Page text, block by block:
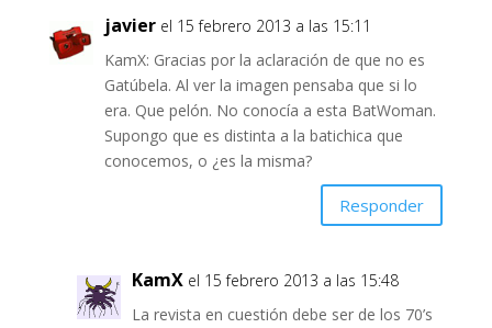
javier el 15 febrero 2013 a las 15:11
KamX: Gracias por la aclaración de que no es
Gatúbela. Al ver la imagen pensaba que si lo
era. Que pelón. No conocía a esta BatWoman.
Supongo que es distinta a la batichica que
conocemos, o ¿es la misma?
Responder
KamX el 15 febrero 2013 a las 15:48
La revista en cuestión debe ser de los 70’s